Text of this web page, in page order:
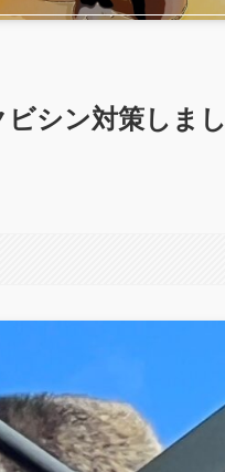
ビシン対策しまし